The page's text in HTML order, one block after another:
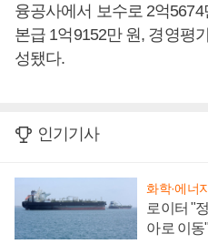
융공사에서 보수로 2억5674
본급 1억9152만 원, 경영평
성됐다.
인기기사
화학·에너
로이터 "
아로 이